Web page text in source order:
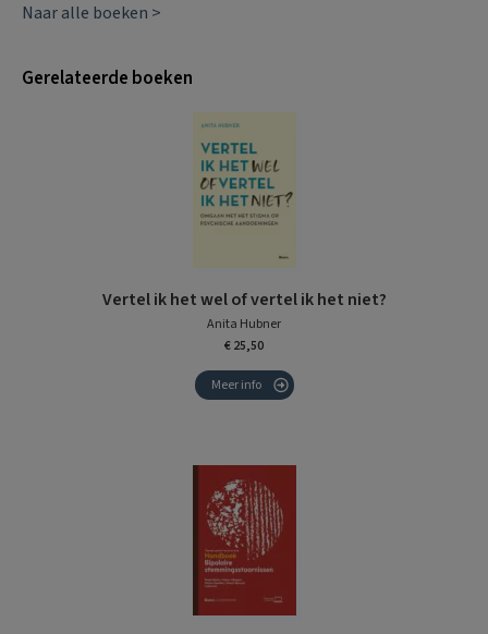
Naar alle boeken >
Gerelateerde boeken
Vertel ik het wel of vertel ik het niet?
Anita Hubner
€ 25,50
Meer info